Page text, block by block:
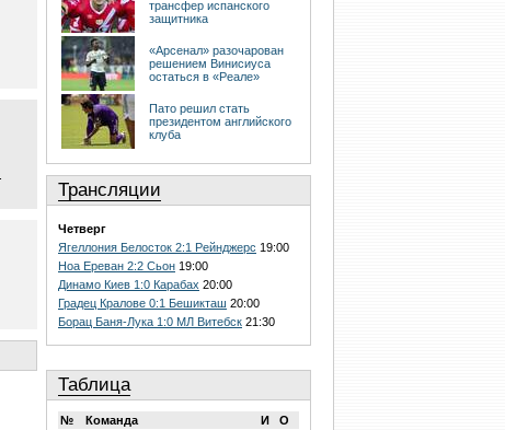
трансфер испанского
защитника
«Арсенал» разочарован
решением Винисиуса
остаться в «Реале»
Пато решил стать
президентом английского
клуба
Трансляции
Четверг
Ягеллония Белосток 2:1 Рейнджерс 19:00
Ноа Ереван 2:2 Сьон 19:00
Динамо Киев 1:0 Карабах 20:00
Градец Кралове 0:1 Бешикташ 20:00
Борац Баня-Лука 1:0 МЛ Витебск 21:30
Таблица
№ Команда И
О